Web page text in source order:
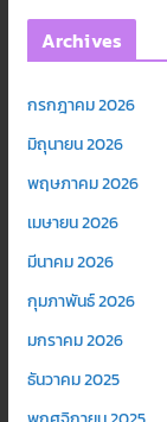
Archives
กรกฎาคม 2026
มิถุนายน 2026
พฤษภาคม 2026
เมษายน 2026
มีนาคม 2026
กุมภาพันธ์ 2026
มกราคม 2026
ธันวาคม 2025